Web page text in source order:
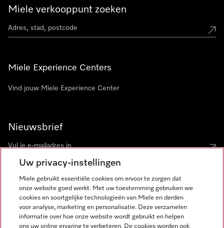
Miele verkooppunt zoeken
Miele Experience Centers
Vind jouw Miele Experience Center
Nieuwsbrief
Miele op Instagram
Miele op Facebook
Miele op Youtube
Uw privacy-instellingen
Miele gebruikt essentiële cookies om ervoor te zorgen dat
onze website goed werkt. Met uw toestemming gebruiken we
cookies en soortgelijke technologieën van Miele en derden
voor analyse, marketing en personalisatie. Deze verzamelen
informatie over hoe onze website wordt gebruikt en helpen
ons uw online ervaring te verbeteren. De cookies worden ook